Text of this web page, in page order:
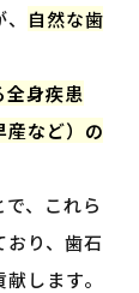
自然な歯
身疾患
産など）の
、これら
り、歯石
します。